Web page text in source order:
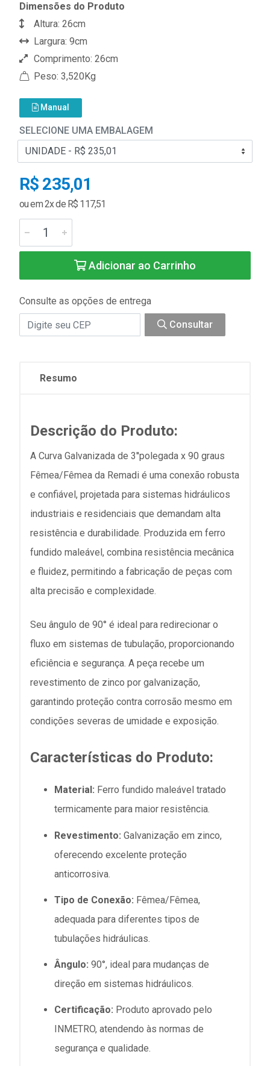
Dimensões do Produto
Altura: 26cm
Largura: 9cm
Comprimento: 26cm
Peso: 3,520Kg
Manual
SELECIONE UMA EMBALAGEM
R$ 235,01
ou em 2x de R$ 117,51
Adicionar ao Carrinho
Consulte as opções de entrega
Consultar
Resumo
Descrição do Produto:
A Curva Galvanizada de 3''polegada x 90 graus
Fêmea/Fêmea da Remadi é uma conexão robusta
e confiável, projetada para sistemas hidráulicos
industriais e residenciais que demandam alta
resistência e durabilidade. Produzida em ferro
fundido maleável, combina resistência mecânica
e fluidez, permitindo a fabricação de peças com
alta precisão e complexidade.
Seu ângulo de 90° é ideal para redirecionar o
fluxo em sistemas de tubulação, proporcionando
eficiência e segurança. A peça recebe um
revestimento de zinco por galvanização,
garantindo proteção contra corrosão mesmo em
condições severas de umidade e exposição.
Características do Produto:
Material: Ferro fundido maleável tratado
termicamente para maior resistência.
Revestimento: Galvanização em zinco,
oferecendo excelente proteção
anticorrosiva.
Tipo de Conexão: Fêmea/Fêmea,
adequada para diferentes tipos de
tubulações hidráulicas.
Ângulo: 90°, ideal para mudanças de
direção em sistemas hidráulicos.
Certificação: Produto aprovado pelo
INMETRO, atendendo às normas de
segurança e qualidade.